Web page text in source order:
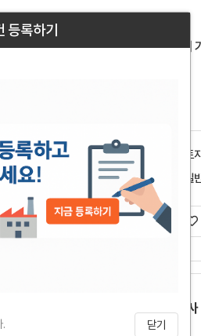
매물번호 11547
경산 일반산업단지 공장창고용지 매매
개발부지
필지 1개
매물 문의하기
최영근 대표/공인중개사
010-3841-1007
등록하기
. 닫기